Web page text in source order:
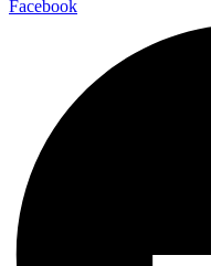
Facebook